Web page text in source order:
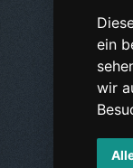
ein
wir
PARTNER
Partner